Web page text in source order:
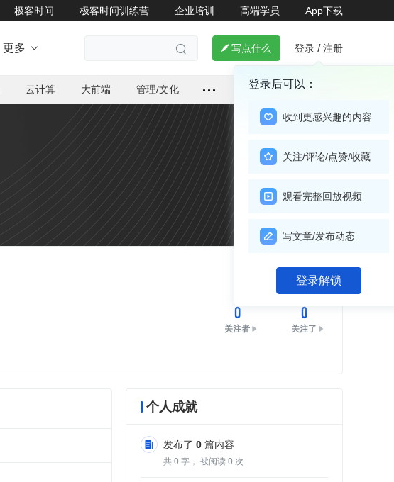
极客时间 极客时间训练营 企业培训 高端学员 App下载
更多    写点什么 登录 / 注册
登录后可以：
收到更感兴趣的内容
关注/评论/点赞/收藏
观看完整回放视频
写文章/发布动态
登录解锁
云计算 大前端 管理/文化
关注
0
关注者
0
关注了
个人成就
发布了 0 篇内容
共 0 字， 被阅读 0 次